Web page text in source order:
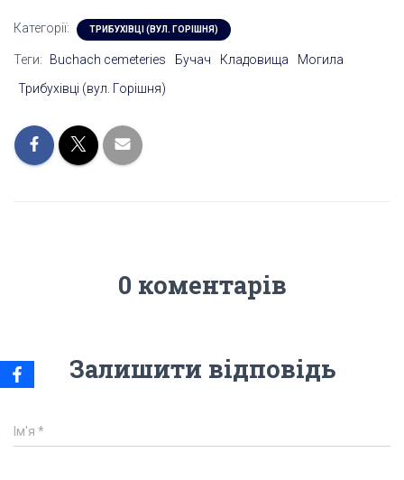
Категорії: ТРИБУХІВЦІ (ВУЛ. ГОРІШНЯ)
Теги: Buchach cemeteries Бучач Кладовища
Могила
Трибухівці (вул. Горішня)
0 коментарів
Залишити відповідь
Ім'я *